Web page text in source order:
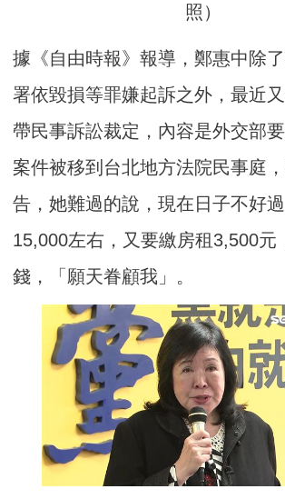
照）
據《自由時報》報導，鄭惠中除
署依毀損等罪嫌起訴之外，最近
帶民事訴訟裁定，內容是外交部
案件被移到台北地方法院民事庭
告，她難過的說，現在日子不好
15,000左右，又要繳房租3,500元
錢，「願天眷顧我」。